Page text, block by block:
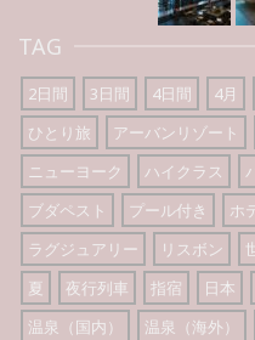
TAG
2日間 3日間 4日間 4月
ひとり旅
アーバンリゾート
ニューヨーク
ハイクラス
ブダペスト
プール付き ホ
ラグジュアリー
リスボン
夏
夜行列車 指宿 日本
温泉（国内）
温泉（海外）